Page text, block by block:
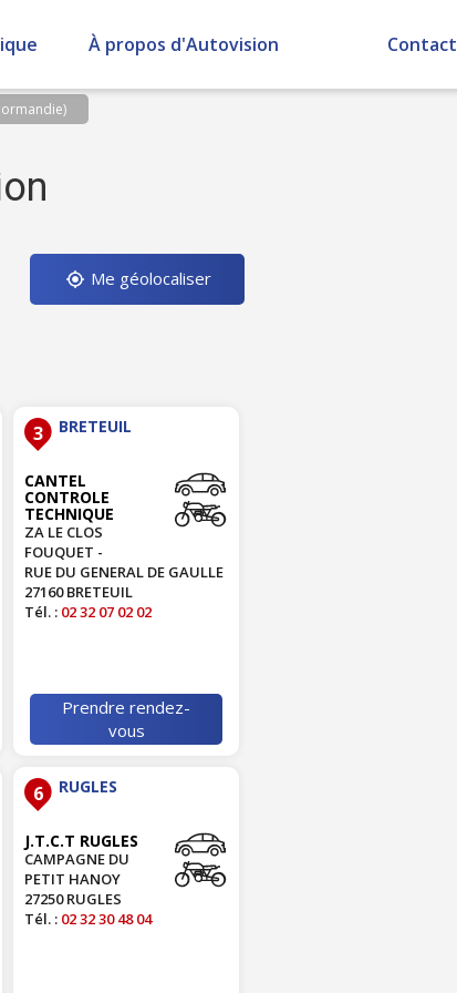
À propos d'Autovision Contact
Me géolocaliser
3 BRETEUIL
CANTEL
CONTROLE
TECHNIQUE
ZA LE CLOS
FOUQUET -
RUE DU GENERAL DE GAULLE
27160 BRETEUIL
Tél. : 02 32 07 02 02
Prendre rendez-
vous
6 RUGLES
J.T.C.T RUGLES
CAMPAGNE DU
PETIT HANOY
27250 RUGLES
Tél. : 02 32 30 48 04